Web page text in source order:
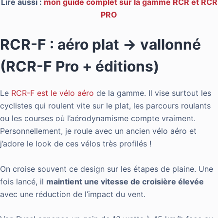
Lire aussi : mon guide complet sur la gamme RCR et RCR
PRO
RCR-F : aéro plat → vallonné
(RCR-F Pro + éditions)
Le RCR-F est le vélo aéro de la gamme. Il vise surtout les
cyclistes qui roulent vite sur le plat, les parcours roulants
ou les courses où l’aérodynamisme compte vraiment.
Personnellement, je roule avec un ancien vélo aéro et
j’adore le look de ces vélos très profilés !
On croise souvent ce design sur les étapes de plaine. Une
fois lancé, il maintient une vitesse de croisière élevée
avec une réduction de l’impact du vent.